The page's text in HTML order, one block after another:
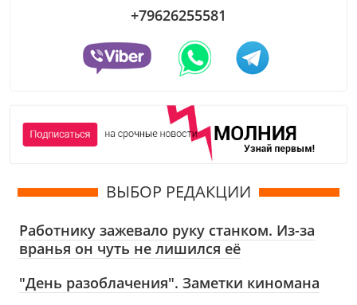
+79626255581
ВЫБОР РЕДАКЦИИ
Работнику зажевало руку станком. Из-за
вранья он чуть не лишился её
"День разоблачения". Заметки киномана